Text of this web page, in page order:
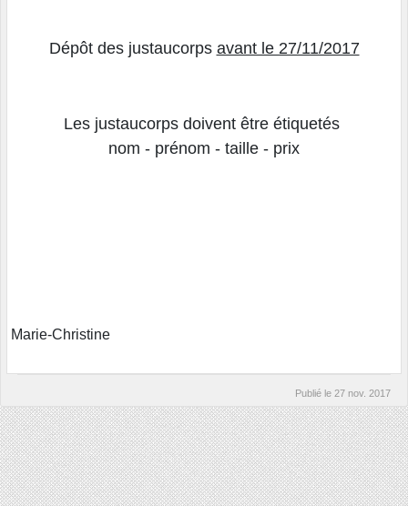
Dépôt des justaucorps avant le 27/11/2017
Les justaucorps doivent être étiquetés
nom - prénom - taille - prix
Marie-Christine
Publié le 27 nov. 2017